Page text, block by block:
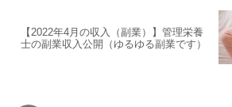
【2022年4月の収入（副業）】管理栄養
士の副業収入公開（ゆるゆる副業です）